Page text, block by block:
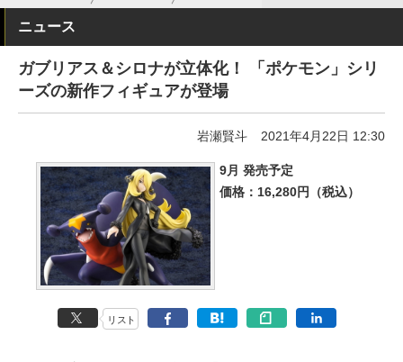
ニュース
ガブリアス＆シロナが立体化！ 「ポケモン」シリ
ーズの新作フィギュアが登場
岩瀬賢斗 2021年4月22日 12:30
9月 発売予定
価格：16,280円（税込）
リスト